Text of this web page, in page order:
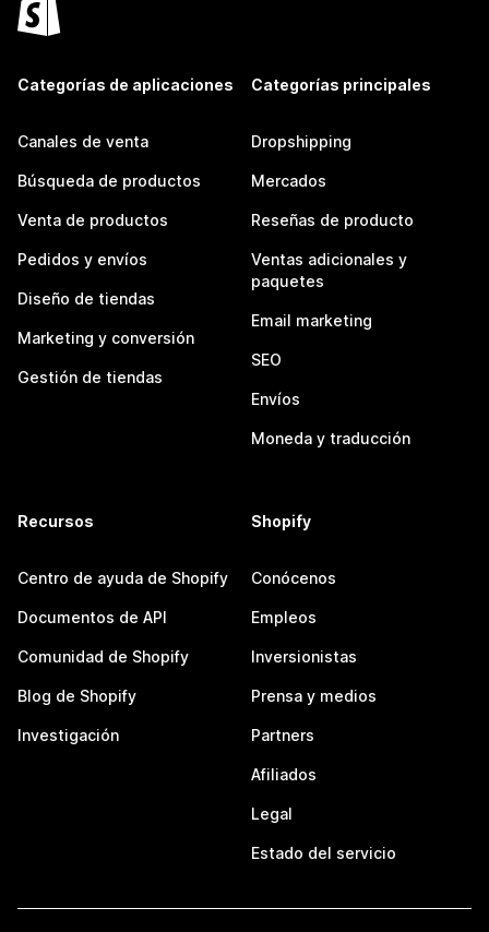
Categorías de aplicaciones
Canales de venta
Búsqueda de productos
Venta de productos
Pedidos y envíos
Diseño de tiendas
Marketing y conversión
Gestión de tiendas
Categorías principales
Dropshipping
Mercados
Reseñas de producto
Ventas adicionales y
paquetes
Email marketing
SEO
Envíos
Moneda y traducción
Recursos
Centro de ayuda de Shopify
Documentos de API
Comunidad de Shopify
Blog de Shopify
Investigación
Shopify
Conócenos
Empleos
Inversionistas
Prensa y medios
Partners
Afiliados
Legal
Estado del servicio